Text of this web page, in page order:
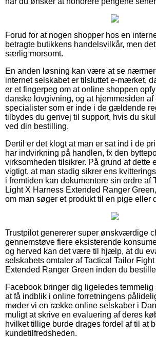
Forud for at nogen shopper hos en
betragte butikkens handelsvilkår, men
særlig morsomt.
En anden løsning kan være at se
internet selskabet er tilsluttet e-mærket,
er et fingerpeg om at online shoppen
danske lovgivning, og at hjemmesiden
specialister som er inde i de gældende
tilbydes du genvej til support, hvis du
ved din bestilling.
Dertil er det klogt at man er sat ind i de
har indvirkning på handlen, fx den
virksomheden tilsikrer. På grund af dette
vigtigt, at man stadig sikrer ens
i fremtiden kan dokumentere sin ordre af
Light X Harness Extended Ranger
om man søger et produkt til en pige eller
Trustpilot genererer super ønskværdige
gennemstøve flere eksisterende
og herved kan det være til hjælp, at du
selskabets omtaler af Tactical Tailor
Extended Ranger Green inden du
Facebook bringer dig ligeledes
at få indblik i online forretningens
møder vi en række online selskaber i
muligt at skrive en evaluering af deres
hvilket tillige burde drages fordel af til at
kundetilfredsheden.